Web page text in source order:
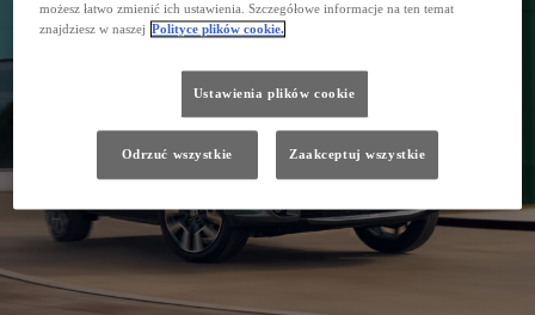
możesz łatwo zmienić ich ustawienia. Szczegółowe informacje na ten temat
znajdziesz w naszej Polityce plików cookie.
Ustawienia plików cookie
Odrzuć wszystkie Zaakceptuj wszystkie